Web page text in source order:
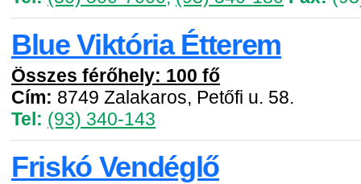
Blue Viktória Étterem
Összes férőhely: 100 fő
Cím: 8749 Zalakaros, Petőfi u. 58.
Tel: (93) 340-143
Friskó Vendéglő